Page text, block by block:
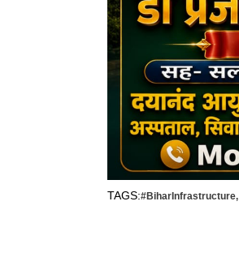
TAGS:#BiharInfrastructure,